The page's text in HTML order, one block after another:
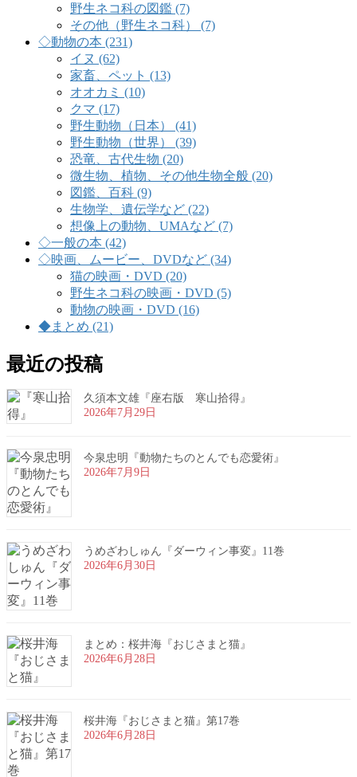
野生ネコ科の図鑑 (7)
その他（野生ネコ科） (7)
◇動物の本 (231)
イヌ (62)
家畜、ペット (13)
オオカミ (10)
クマ (17)
野生動物（日本） (41)
野生動物（世界） (39)
恐竜、古代生物 (20)
微生物、植物、その他生物全般 (20)
図鑑、百科 (9)
生物学、遺伝学など (22)
想像上の動物、UMAなど (7)
◇一般の本 (42)
◇映画、ムービー、DVDなど (34)
猫の映画・DVD (20)
野生ネコ科の映画・DVD (5)
動物の映画・DVD (16)
◆まとめ (21)
最近の投稿
久須本文雄『座右版 寒山拾得』
2026年7月29日
今泉忠明『動物たちのとんでも恋愛術』
2026年7月9日
うめざわしゅん『ダーウィン事変』11巻
2026年6月30日
まとめ：桜井海『おじさまと猫』
2026年6月28日
桜井海『おじさまと猫』第17巻
2026年6月28日